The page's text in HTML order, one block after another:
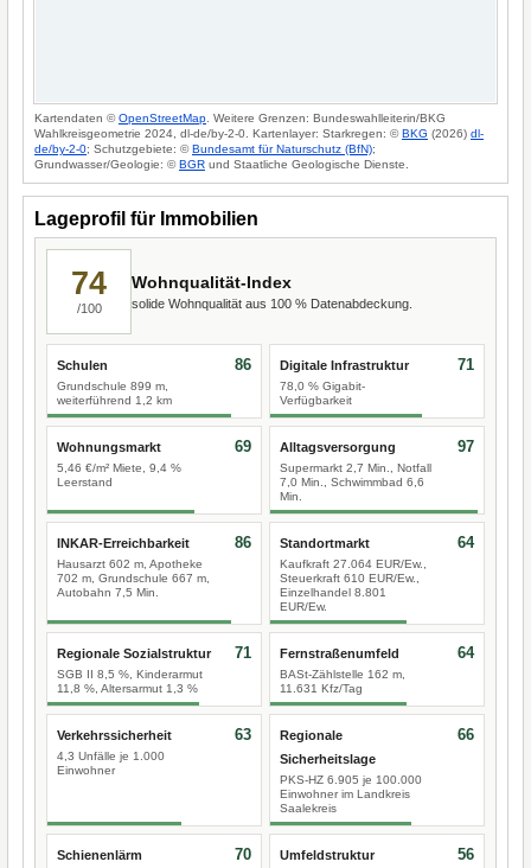
Kartendaten ©OpenStreetMap . Weitere Grenzen: Bundeswahlleiterin/BKG
Wahlkreisgeometrie 2024, dl-de/by-2-0. Kartenlayer: Starkregen: ©BKG (2026) dl-
de/by-2-0; Schutzgebiete: ©Bundesamt für Naturschutz (BfN);
Grundwasser/Geologie: ©BGR und Staatliche Geologische Dienste.
Lageprofil für Immobilien
74
/100
Wohnqualität-Index
solide Wohnqualität aus 100 % Datenabdeckung.
Schulen
Grundschule 899 m,
weiterführend 1,2 km
86 Digitale Infrastruktur
78,0 % Gigabit-
Verfügbarkeit
71
Wohnungsmarkt
5,46 €/m² Miete, 9,4 %
Leerstand
69 Alltagsversorgung
Supermarkt 2,7 Min., Notfall
7,0 Min., Schwimmbad 6,6
Min.
97
INKAR-Erreichbarkeit
Hausarzt 602 m, Apotheke
702 m, Grundschule 667 m,
Autobahn 7,5 Min.
86 Standortmarkt
Kaufkraft 27.064 EUR/Ew.,
Steuerkraft 610 EUR/Ew.,
Einzelhandel 8.801
EUR/Ew.
64
Regionale Sozialstruktur
SGB II 8,5 %, Kinderarmut
11,8 %, Altersarmut 1,3 %
71 Fernstraßenumfeld
BASt-Zählstelle 162 m,
11.631 Kfz/Tag
64
Verkehrssicherheit
4,3 Unfälle je 1.000
Einwohner
63
Regionale
Sicherheitslage
PKS-HZ 6.905 je 100.000
Einwohner im Landkreis
Saalekreis
66
Schienenlärm 70 Umfeldstruktur 56